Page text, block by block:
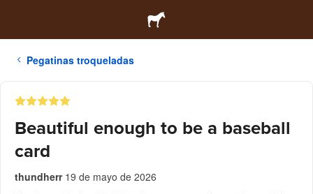
Pegatinas troqueladas
Beautiful enough to be a baseball
card
thundherr 19 de mayo de 2026